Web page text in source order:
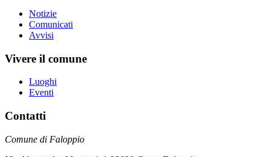
Notizie
Comunicati
Avvisi
Vivere il comune
Luoghi
Eventi
Contatti
Comune di Faloppio